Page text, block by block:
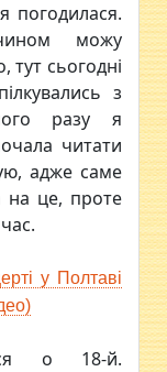
погодилася.
можу
тут сьогодні
з
разу я
читати
адже саме
на це, проте
у Полтаві
о 18-й.